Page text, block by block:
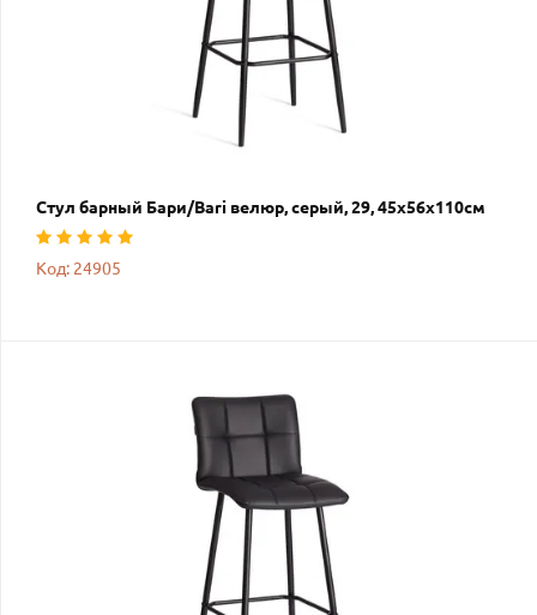
Стул барный Бари/Bari велюр, серый, 29, 45х56х110см
Код: 24905